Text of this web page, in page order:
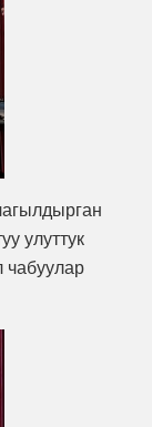
улуттук
чабуулар